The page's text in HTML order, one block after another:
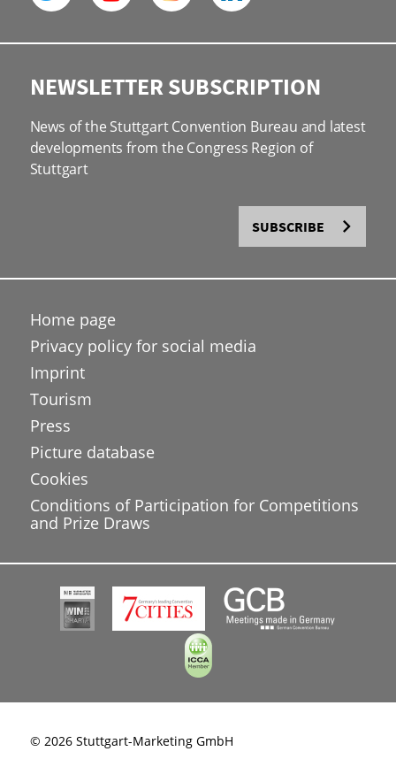
NEWSLETTER SUBSCRIPTION
News of the Stuttgart Convention Bureau and latest
developments from the Congress Region of
Stuttgart
SUBSCRIBE
Home page
Privacy policy for social media
Imprint
Tourism
Press
Picture database
Cookies
Conditions of Participation for Competitions
and Prize Draws
© 2026 Stuttgart-Marketing GmbH